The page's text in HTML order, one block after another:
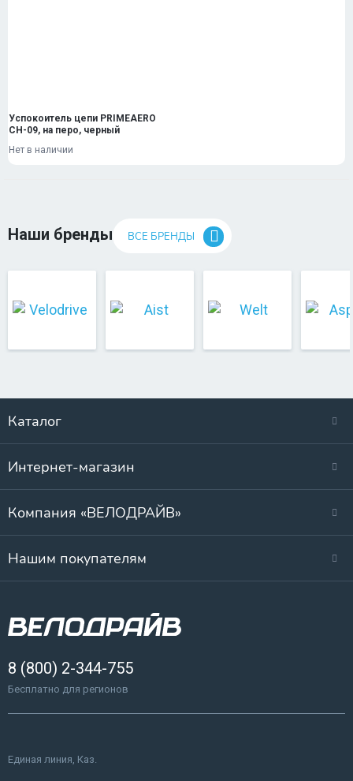
Успокоитель цепи PRIMEAERO
CH-09, на перо, черный
Нет в наличии
Наши бренды ВСЕ БРЕНДЫ
Каталог
Интернет-магазин
Компания «ВЕЛОДРАЙВ»
Нашим покупателям
8 (800) 2-344-755
Бесплатно для регионов
Единая линия, Каз.